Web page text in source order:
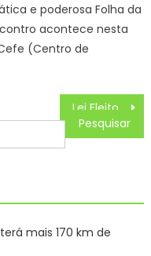
e poderosa Folha da
acontece nesta
(Centro de
mais 170 km de